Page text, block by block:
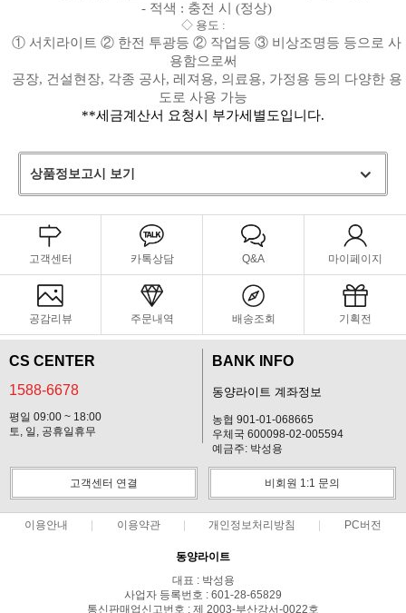
- 적색 : 충전 시 (정상)
◇ 용도 :
① 서치라이트 ② 한전 투광등 ② 작업등 ③ 비상조명등 등으로 사
용함으로써
공장, 건설현장, 각종 공사, 레져용, 의료용, 가정용 등의 다양한 용
도로 사용 가능
**세금계산서 요청시 부가세별도입니다.
상품정보고시 보기
고객센터 카톡상담 Q&A 마이페이지
공감리뷰 주문내역 배송조회 기획전
CS CENTER
1588-6678
평일 09:00 ~ 18:00
토, 일, 공휴일휴무
BANK INFO
동양라이트 계좌정보
농협 901-01-068665
우체국 600098-02-005594
예금주: 박성용
고객센터 연결 비회원 1:1 문의
이용안내 이용약관 개인정보처리방침 PC버전
동양라이트
대표 : 박성용
사업자 등록번호 : 601-28-65829
통신판매업신고번호 : 제 2003-부산강서-0022호